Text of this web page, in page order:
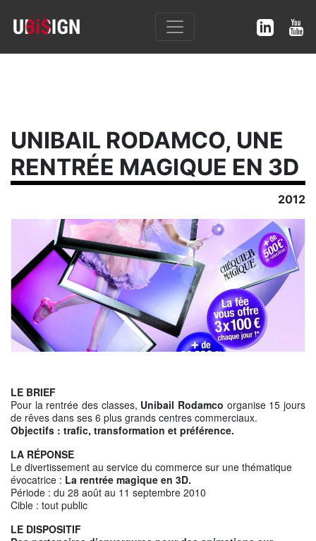
UNIBAIL RODAMCO, UNE
RENTRÉE MAGIQUE EN 3D
2012
LE BRIEF
Pour la rentrée des classes, Unibail Rodamco organise 15 jours
de rêves dans ses 6 plus grands centres commerciaux.
Objectifs : trafic, transformation et préférence.
LA RÉPONSE
Le divertissement au service du commerce sur une thématique
évocatrice : La rentrée magique en 3D.
Période : du 28 août au 11 septembre 2010
Cible : tout public
LE DISPOSITIF